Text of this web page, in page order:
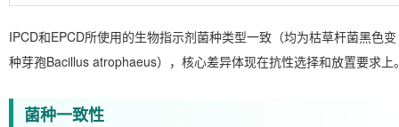
IPCD和EPCD所使用的生物指示剂菌种类型一致（均为枯草杆菌黑色变
种芽孢Bacillus atrophaeus），核心差异体现在抗性选择和放置要求上
菌种一致性